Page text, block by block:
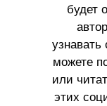
будет
можете
или
этих